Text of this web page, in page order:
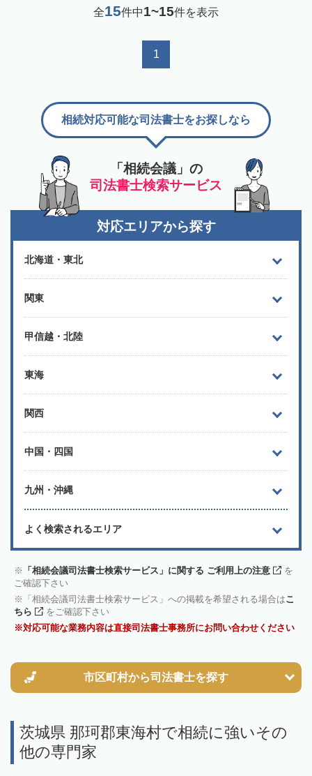
全15件中1~15件を表示
1
「相続会議」の
司法書士検索サービス
相続対応可能な司法書士をお探しなら
対応エリアから探す
北海道・東北
関東
甲信越・北陸
東海
関西
中国・四国
九州・沖縄
よく検索されるエリア
「相続会議司法書士検索サービス」に関する ご利用上の注意
を
ご確認下さい
「相続会議司法書士検索サービス」への掲載を希望される場合はこ
ちら
をご確認下さい
対応可能な業務内容は直接司法書士事務所にお問い合わせください
市区町村から司法書士を探す
茨城県 那珂郡東海村で相続に強いその
他の専門家